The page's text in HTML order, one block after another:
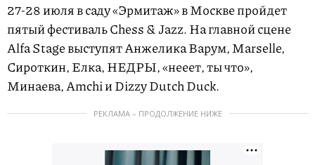
27-28 июля в саду «Эрмитаж» в Москве пройдет
пятый фестиваль Chess & Jazz. На главной сцене
Alfa Stage выступят Анжелика Варум, Marselle,
Сироткин, Елка, НЕДРЫ, «нееет, ты что»,
Минаева, Amchi и Dizzy Dutch Duck.
РЕКЛАМА – ПРОДОЛЖЕНИЕ НИЖЕ